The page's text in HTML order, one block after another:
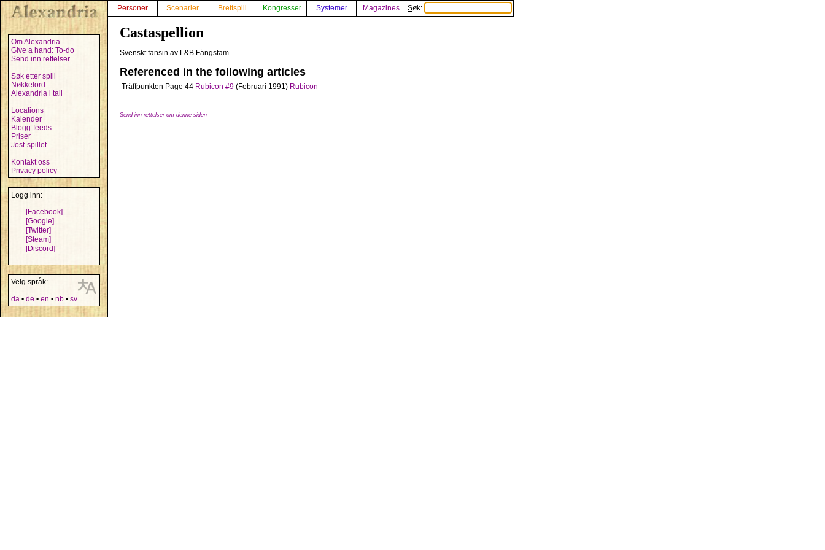
Om Alexandria
Give a hand: To-do
Send inn rettelser
Søk etter spill
Nøkkelord
Alexandria i tall
Locations
Kalender
Blogg-feeds
Priser
Jost-spillet
Kontakt oss
Privacy policy
Logg inn:
[Facebook]
[Google]
[Twitter]
[Steam]
[Discord]
Velg språk:
da • de • en • nb • sv
Personer Scenarier Brettspill Kongresser Systemer Magazines Søk:
Castaspellion
Svenskt fansin av L&B Fängstam
Referenced in the following articles
Träffpunkten Page 44 Rubicon #9 (Februari 1991) Rubicon
Send inn rettelser om denne siden